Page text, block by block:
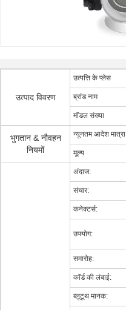
उत्पाद विवरण
उत्पत्ति के प्लेस
ब्रांड नाम
मॉडल संख्या
भुगतान & नौवहन
नियमों
न्यूनतम आदेश मात्रा
मूल्य
अंदाज:
संचार:
कनेक्टर्स:
उपयोग:
समारोह:
कॉर्ड की लंबाई:
ब्लूटूथ मानक: